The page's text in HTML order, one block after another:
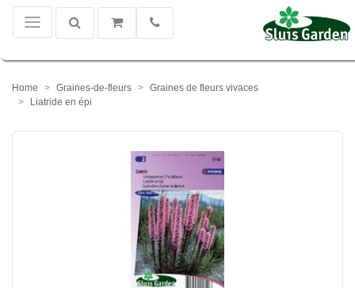
Home Graines-de-fleurs
Graines de fleurs vivaces
Liatride en épi